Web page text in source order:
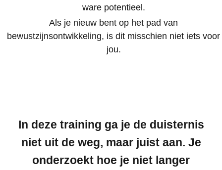
ware potentieel.
Als je nieuw bent op het pad van
bewustzijnsontwikkeling, is dit misschien niet iets voor
jou.
In deze training ga je de duisternis
niet uit de weg, maar juist aan. Je
onderzoekt hoe je niet langer